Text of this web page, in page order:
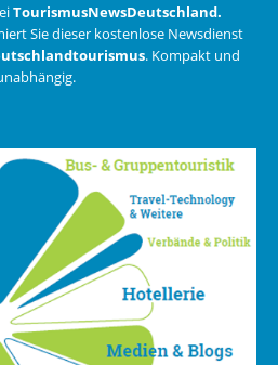
TourismusNewsDeutschland.
Sie dieser kostenlose Newsdienst
. Kompakt und